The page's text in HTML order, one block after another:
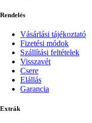
Rendelés
Vásárlási tájékoztató
Fizetési módok
Szállítási feltételek
Visszavét
Csere
Elállás
Garancia
Extrák